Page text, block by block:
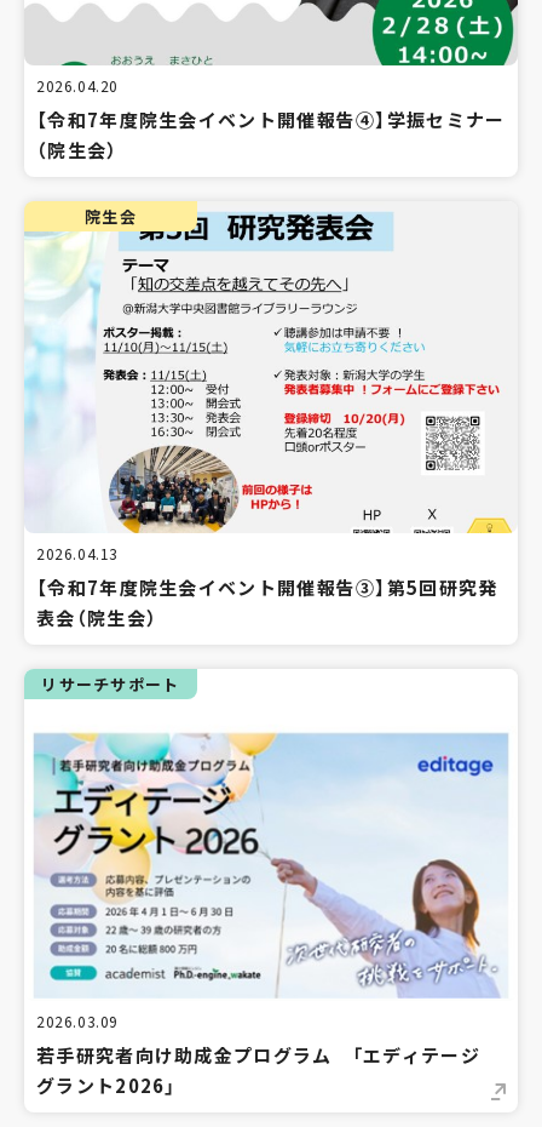
2026.04.20
【令和7年度院生会イベント開催報告④】学振セミナー
（院生会）
院生会
2026.04.13
【令和7年度院生会イベント開催報告③】第5回研究発
表会（院生会）
リサーチサポート
2026.03.09
若手研究者向け助成金プログラム 「エディテージ
グラント2026」